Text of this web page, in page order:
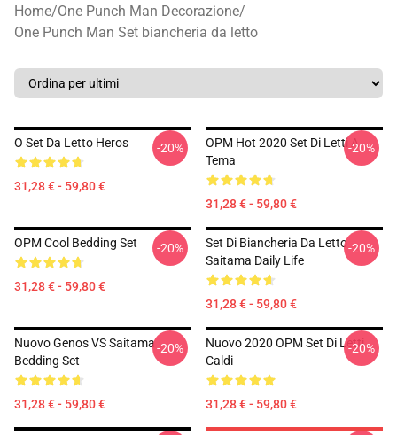
Home/One Punch Man Decorazione/
One Punch Man Set biancheria da letto
O Set Da Letto Heros
31,28 € - 59,80 €
-20%
OPM Hot 2020 Set Di Letti A
Tema
31,28 € - 59,80 €
-20%
OPM Cool Bedding Set
31,28 € - 59,80 €
-20%
Set Di Biancheria Da Letto
Saitama Daily Life
31,28 € - 59,80 €
-20%
Nuovo Genos VS Saitama
Bedding Set
31,28 € - 59,80 €
-20%
Nuovo 2020 OPM Set Di Letti
Caldi
31,28 € - 59,80 €
-20%